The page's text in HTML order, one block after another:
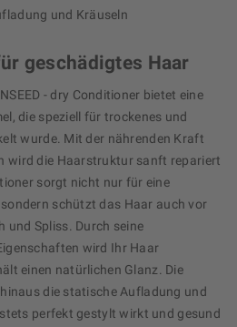
und Kräuseln
geschädigtes Haar
- dry Conditioner bietet eine
die speziell für trockenes und
wurde. Mit der nährenden Kraft
wird die Haarstruktur sanft repariert
sorgt nicht nur für eine
schützt das Haar auch vor
und Spliss. Durch seine
wird Ihr Haar
einen natürlichen Glanz. Die
die statische Aufladung und
perfekt gestylt wirkt und gesund